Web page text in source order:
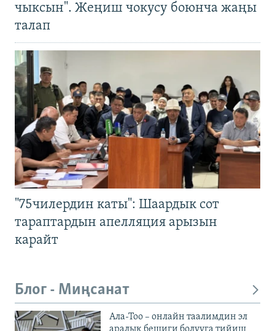
чыксын". Жеңиш чокусу боюнча жаңы
талап
"75чилердин каты": Шаардык сот
тараптардын апелляция арызын
карайт
Блог - Миңсанат
Ала-Тоо – онлайн таалимдин эл